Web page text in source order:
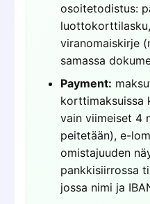
osoitetodistus:
viranomaiskirje
samassa
Payment:
korttimaksuissa
vain viimeiset 4
peitetään), e-
omistajuuden
pankkisiirrossa
jossa nimi ja